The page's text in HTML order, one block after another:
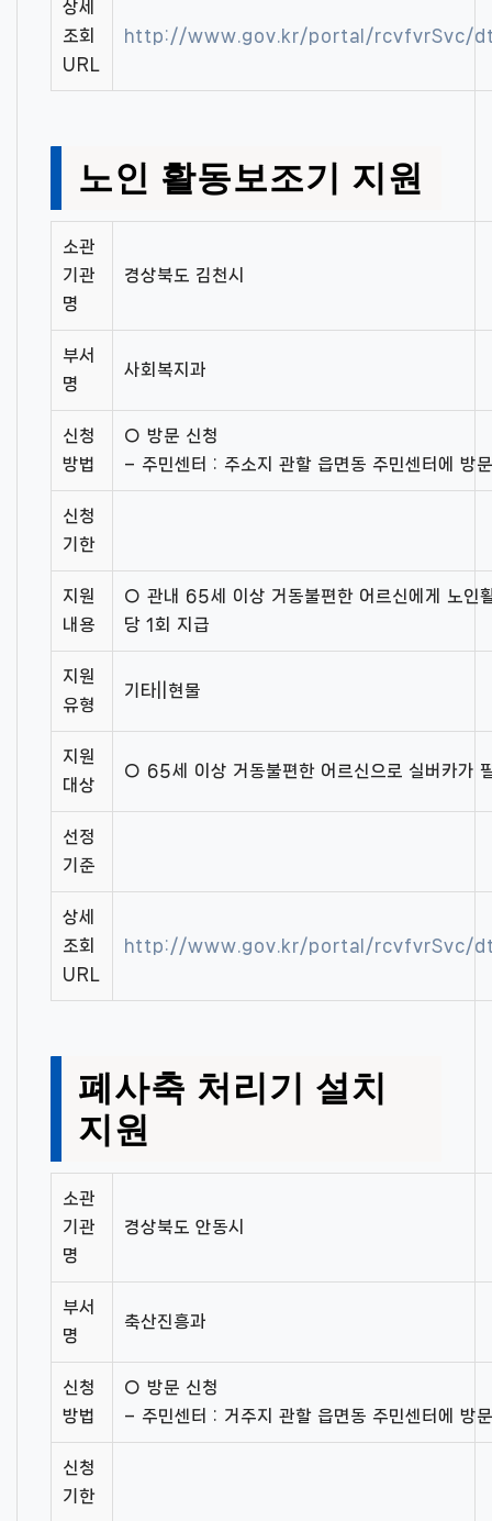
상세
조회
URL
http://www.gov.kr/portal/rcvfvrSvc/
노인 활동보조기 지원
소관
기관
명
경상북도 김천시
부서
명
사회복지과
신청
방법
○ 방문 신청
– 주민센터 : 주소지 관할 읍면동 주민센터에 방
신청
기한
지원
내용
○ 관내 65세 이상 거동불편한 어르신에게 노인
당 1회 지급
지원
유형
기타||현물
지원
대상
○ 65세 이상 거동불편한 어르신으로 실버카가
선정
기준
상세
조회
URL
http://www.gov.kr/portal/rcvfvrSvc/
폐사축 처리기 설치
지원
소관
기관
명
경상북도 안동시
부서
명
축산진흥과
신청
방법
○ 방문 신청
– 주민센터 : 거주지 관할 읍면동 주민센터에 방
신청
기한